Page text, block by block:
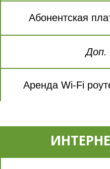
Абонентская
Доп.
Аренда Wi-Fi